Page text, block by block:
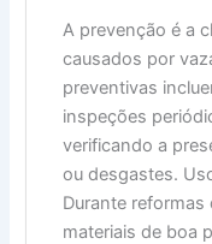
A prevenção é a
causados por
preventivas
inspeções
verificando a
ou desgastes.
Durante
materiais de boa